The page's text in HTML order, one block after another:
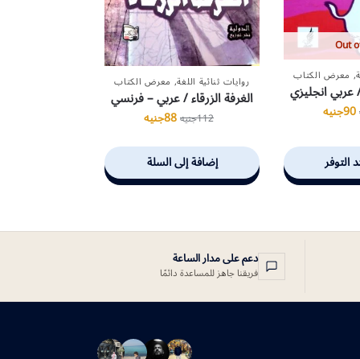
Out
, معرض الكتاب
انجليزي
90جنيه
التوفر
روايات ثنائية اللغة, معرض الكتاب
الغرفة الزرقاء / عربي – فرنسي
112جنيه88جنيه
إضافة إلى السلة
دعم على مدار الساعة
فريقنا جاهز للمساعدة دائمًا